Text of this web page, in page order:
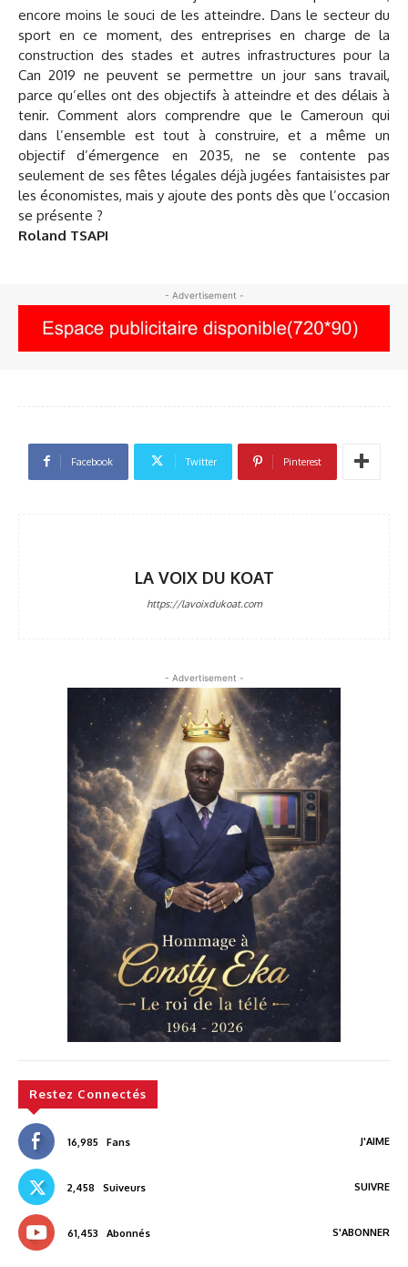
encore moins le souci de les atteindre. Dans le secteur du
sport en ce moment, des entreprises en charge de la
construction des stades et autres infrastructures pour la
Can 2019 ne peuvent se permettre un jour sans travail,
parce qu’elles ont des objectifs à atteindre et des délais à
tenir. Comment alors comprendre que le Cameroun qui
dans l’ensemble est tout à construire, et a même un
objectif d’émergence en 2035, ne se contente pas
seulement de ses fêtes légales déjà jugées fantaisistes par
les économistes, mais y ajoute des ponts dès que l’occasion
se présente ?
Roland TSAPI
- Advertisement -
Facebook Twitter Pinterest
LA VOIX DU KOAT
https://lavoixdukoat.com
- Advertisement -
Restez Connectés
16,985 Fans J'AIME
2,458 Suiveurs SUIVRE
61,453 Abonnés S'ABONNER